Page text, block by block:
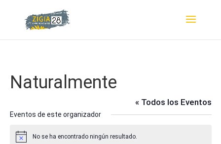
Naturalmente
« Todos los Eventos
Eventos de este organizador
Aviso No se ha encontrado ningún resultado.